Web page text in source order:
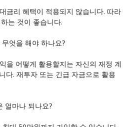
금리 혜택이 적용되지 않습니다. 따라
는 것이 좋습니다.
엇을 해야 하나요?
을 어떻게 활용할지는 자신의 재정 계
다. 재투자 또는 긴급 자금으로 활용
얼마나 되나요?